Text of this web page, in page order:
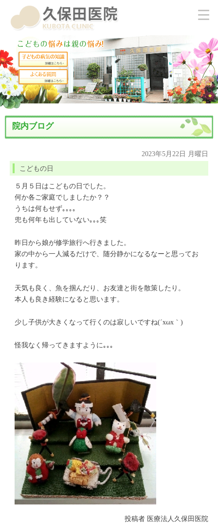
院内ブログ
2023年5月22日 月曜日
こどもの日
５月５日はこどもの日でした。
何か各ご家庭でしましたか？？
うちは何もせず｡｡｡｡
兜も何年も出していない｡｡｡笑
昨日から娘が修学旅行へ行きました。
家の中から一人減るだけで、随分静かになるなーと思ってお
ります。
天気も良く、魚を掴んだり、お友達と街を散策したり。
本人も良き経験になると思います。
少し子供が大きくなって行くのは寂しいですね(´xωx｀)
怪我なく帰ってきますように｡｡｡
投稿者 医療法人久保田医院